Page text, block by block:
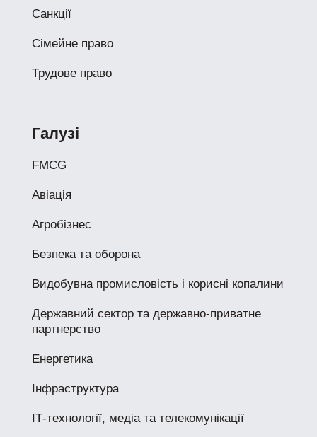
Санкції
Сімейне право
Трудове право
Галузі
FMCG
Авіація
Агробізнес
Безпека та оборона
Видобувна промисловість і корисні копалини
Державний сектор та державно-приватне
партнерство
Енергетика
Інфраструктура
ІТ-технології, медіа та телекомунікації